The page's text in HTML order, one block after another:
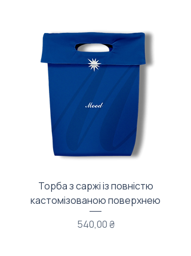
Торба з саржі із повністю
кастомізованою поверхнею
Ціна
540,00 ₴